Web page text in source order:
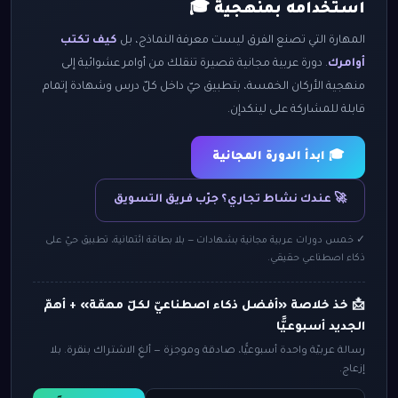
استخدامه بمنهجية 🎓
المهارة التي تصنع الفرق ليست معرفة النماذج، بل كيف تكتب
أوامرك. دورة عربية مجانية قصيرة تنقلك من أوامر عشوائية إلى
منهجية الأركان الخمسة، بتطبيق حيّ داخل كلّ درس وشهادة إتمام
قابلة للمشاركة على لينكدإن.
🎓 ابدأ الدورة المجانية
🚀 عندك نشاط تجاري؟ جرّب فريق التسويق
✓ خمس دورات عربية مجانية بشهادات — بلا بطاقة ائتمانية، تطبيق حيّ على
ذكاء اصطناعي حقيقي.
📩 خذ خلاصة «أفضل ذكاء اصطناعيّ لكلّ مهمّة» + أهمّ
الجديد أسبوعيًّا
رسالة عربيّة واحدة أسبوعيًّا، صادقة وموجزة — ألغِ الاشتراك بنقرة. بلا
إزعاج.